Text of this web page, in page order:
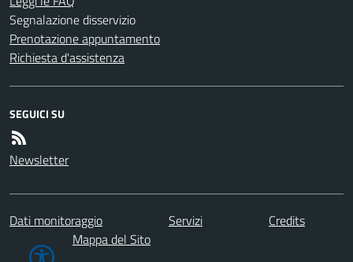
Segnalazione disservizio
Prenotazione appuntamento
Richiesta d'assistenza
SEGUICI SU
Newsletter
Dati monitoraggio Servizi
Credits
Mappa del Sito